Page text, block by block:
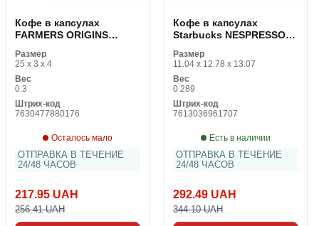
Кофе в капсулах
FARMERS ORIGINS
Размер
25 x 3 x 4
Вес
0.3
Штрих-код
7630477880176
Осталось мало
ОТПРАВКА В ТЕЧЕНИЕ
24/48 ЧАСОВ
217.95 UAH
256.41 UAH
Кофе в капсулах
Starbucks NESPRESSO
Размер
11.04 x 12.78 x 13.07
Вес
0.289
Штрих-код
7613036961707
Есть в наличии
ОТПРАВКА В ТЕЧЕНИЕ
24/48 ЧАСОВ
292.49 UAH
344.10 UAH